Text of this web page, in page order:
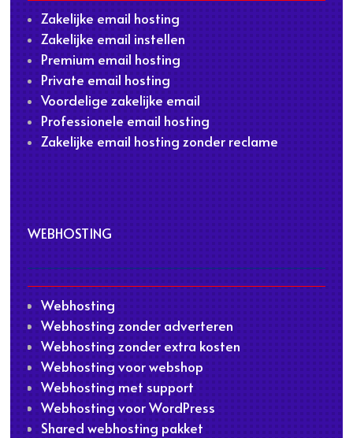
Zakelijke email hosting
Zakelijke email instellen
Premium email hosting
Private email hosting
Voordelige zakelijke email
Professionele email hosting
Zakelijke email hosting zonder reclame
WEBHOSTING
Webhosting
Webhosting zonder adverteren
Webhosting zonder extra kosten
Webhosting voor webshop
Webhosting met support
Webhosting voor WordPress
Shared webhosting pakket